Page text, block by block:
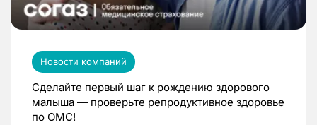
Новости компаний
Сделайте первый шаг к рождению здорового
малыша — проверьте репродуктивное здоровье
по ОМС!